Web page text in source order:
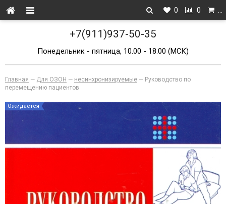
0 0
+7(911)937-50-35
Понедельник - пятница, 10.00 - 18.00 (МСК)
Главная — Для ОЗОН — несинхронизируемые — Руководство по
перемещению пациентов
Ожидается